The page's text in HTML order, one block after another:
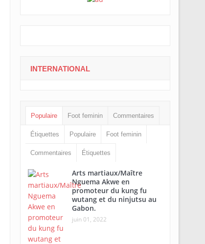
INTERNATIONAL
Populaire Foot feminin Commentaires
Étiquettes Populaire Foot feminin
Commentaires Étiquettes
Arts martiaux/Maître
Nguema Akwe en
promoteur du kung fu
wutang et du ninjutsu au
Gabon.
juin 01, 2022